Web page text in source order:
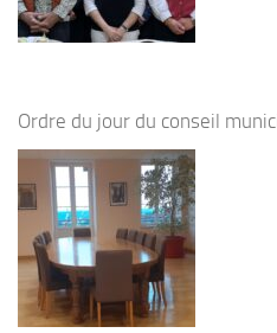
Ordre du jour du conseil